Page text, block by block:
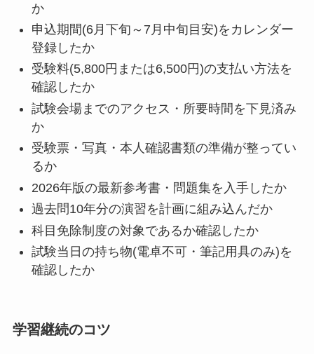
か
申込期間(6月下旬～7月中旬目安)をカレンダー
登録したか
受験料(5,800円または6,500円)の支払い方法を
確認したか
試験会場までのアクセス・所要時間を下見済み
か
受験票・写真・本人確認書類の準備が整ってい
るか
2026年版の最新参考書・問題集を入手したか
過去問10年分の演習を計画に組み込んだか
科目免除制度の対象であるか確認したか
試験当日の持ち物(電卓不可・筆記用具のみ)を
確認したか
学習継続のコツ